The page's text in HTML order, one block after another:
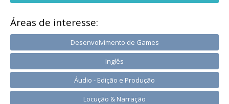
Áreas de interesse:
Desenvolvimento de Games
Inglês
Áudio - Edição e Produção
Locução & Narração